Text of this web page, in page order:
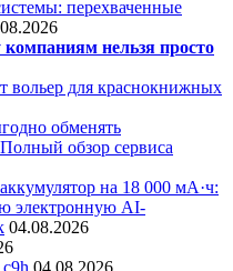
перехваченные
нельзя просто
вольер для краснокнижных
обменять
обзор сервиса
на 18 000 мА·ч:
электронную AI-
04.08.2026
04.08.2026